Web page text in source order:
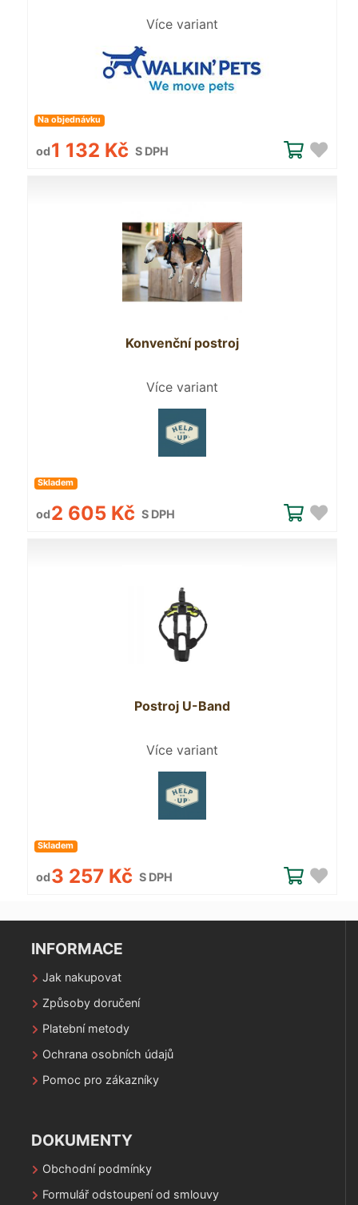
Více variant
Na objednávku
od1 132 Kč S DPH
Konvenční postroj
Více variant
Skladem
od2 605 Kč S DPH
Postroj U-Band
Více variant
Skladem
od3 257 Kč S DPH
INFORMACE
Jak nakupovat
Způsoby doručení
Platební metody
Ochrana osobních údajů
Pomoc pro zákazníky
DOKUMENTY
Obchodní podmínky
Formulář odstoupení od smlouvy